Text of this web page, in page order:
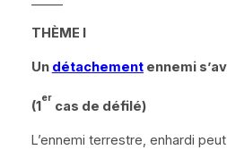
THÈME I
Un détachementennemi
(1
er
cas de défilé)
L’ennemi terrestre, enhardi